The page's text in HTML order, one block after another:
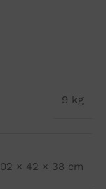
9 kg
× 42 × 38 cm